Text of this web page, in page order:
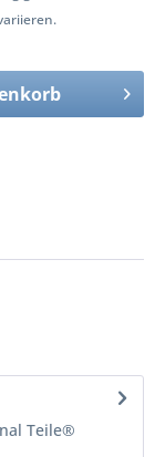
Teile®